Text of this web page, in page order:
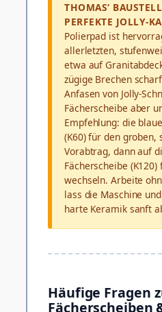
THOMAS‘
PERFEKTE JOLLY-
Polierpad ist
allerletzten,
etwa auf
zügige Brechen
Anfasen von Jolly-
Fächerscheibe aber
Empfehlung: die
(K60) für den groben,
Vorabtrag, dann auf
Fächerscheibe
wechseln. Arbeite
lass die Maschine
harte Keramik sanft
Häufige Fragen
Fächerscheiben